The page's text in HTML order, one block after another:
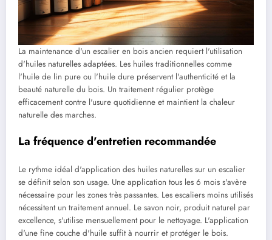
La maintenance d'un escalier en bois ancien requiert l'utilisation
d'huiles naturelles adaptées. Les huiles traditionnelles comme
l'huile de lin pure ou l'huile dure préservent l'authenticité et la
beauté naturelle du bois. Un traitement régulier protège
efficacement contre l'usure quotidienne et maintient la chaleur
naturelle des marches.
La fréquence d'entretien recommandée
Le rythme idéal d'application des huiles naturelles sur un escalier
se définit selon son usage. Une application tous les 6 mois s'avère
nécessaire pour les zones très passantes. Les escaliers moins utilisés
nécessitent un traitement annuel. Le savon noir, produit naturel par
excellence, s'utilise mensuellement pour le nettoyage. L'application
d'une fine couche d'huile suffit à nourrir et protéger le bois.